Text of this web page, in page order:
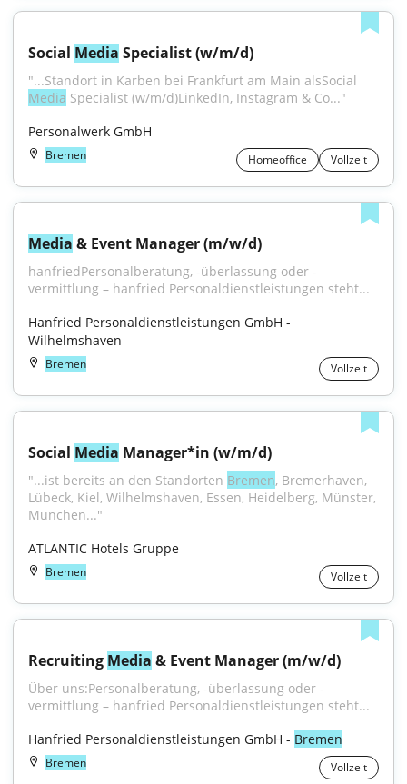
Social Media Specialist (w/m/d)
Media Specialist (w/m/d)LinkedIn, Instagram & Co..."
Personalwerk GmbH
Bremen Homeoffice Vollzeit
Media & Event Manager (m/w/d)
hanfriedPersonalberatung, -überlassung oder -
vermittlung – hanfried Personaldienstleistungen steht...
Hanfried Personaldienstleistungen GmbH -
Wilhelmshaven
Bremen Vollzeit
Social Media Manager*in (w/m/d)
"...ist bereits an den Standorten Bremen, Bremerhaven,
Lübeck, Kiel, Wilhelmshaven, Essen, Heidelberg, Münster,
München..."
ATLANTIC Hotels Gruppe
Bremen Vollzeit
Recruiting Media & Event Manager (m/w/d)
Über uns:Personalberatung, -überlassung oder -
vermittlung – hanfried Personaldienstleistungen steht...
Hanfried Personaldienstleistungen GmbH - Bremen
Bremen Vollzeit